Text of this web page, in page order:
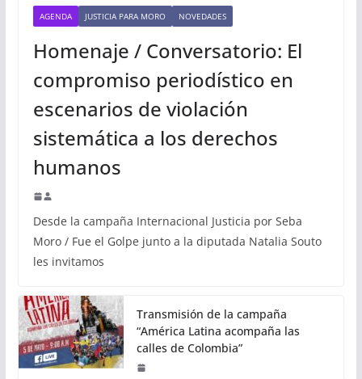
AGENDA JUSTICIA PARA MORO NOVEDADES
Homenaje / Conversatorio: El
compromiso periodístico en
escenarios de violación
sistemática a los derechos
humanos
Desde la campaña Internacional Justicia por Seba
Moro / Fue el Golpe junto a la diputada Natalia Souto
les invitamos
Transmisión de la campaña
“América Latina acompaña las
calles de Colombia”